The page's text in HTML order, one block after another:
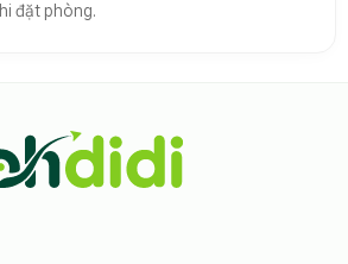
đặt phòng.
Ohdidi Facebook Official,